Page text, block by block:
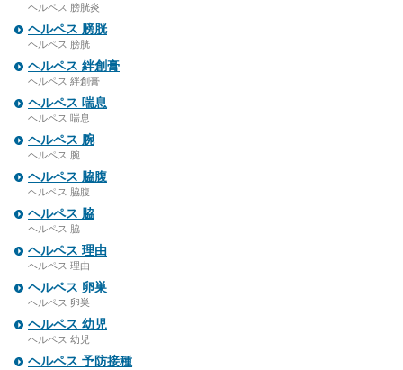
ヘルペス 膀胱炎
ヘルペス 膀胱
ヘルペス 膀胱
ヘルペス 絆創膏
ヘルペス 絆創膏
ヘルペス 喘息
ヘルペス 喘息
ヘルペス 腕
ヘルペス 腕
ヘルペス 脇腹
ヘルペス 脇腹
ヘルペス 脇
ヘルペス 脇
ヘルペス 理由
ヘルペス 理由
ヘルペス 卵巣
ヘルペス 卵巣
ヘルペス 幼児
ヘルペス 幼児
ヘルペス 予防接種